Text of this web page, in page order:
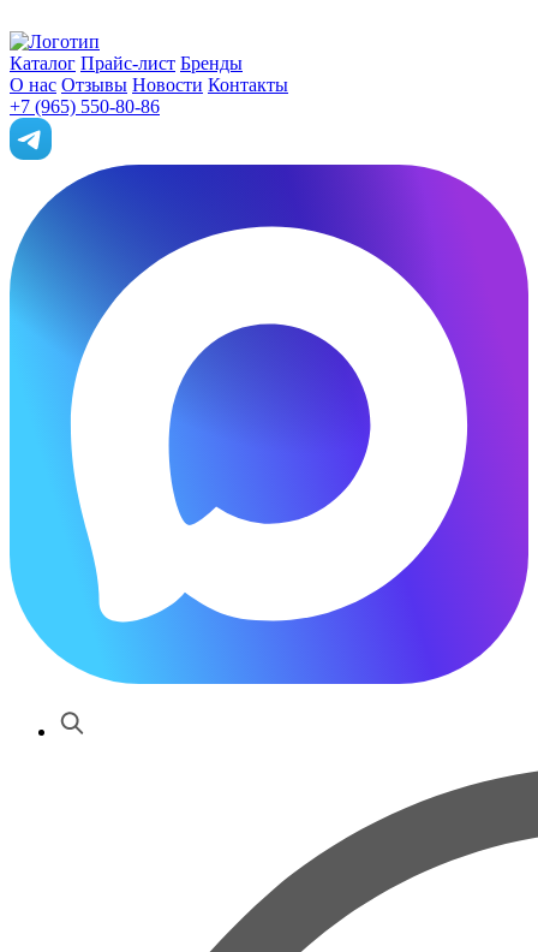
Каталог Прайс-лист Бренды
О нас Отзывы Новости Контакты
+7 (965) 550-80-86